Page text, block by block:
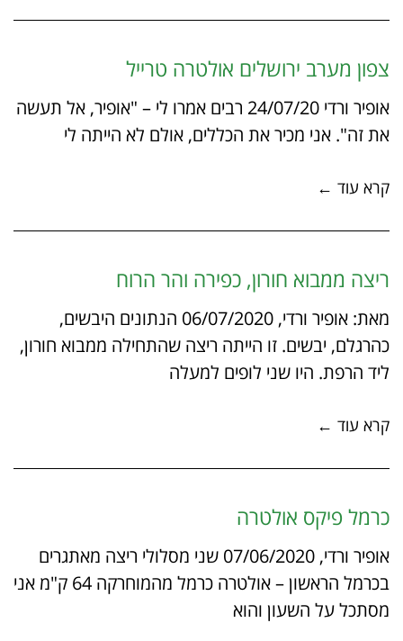
צפון מערב ירושלים אולטרה טרייל
אופיר ורדי 24/07/20 רבים אמרו לי – "אופיר, אל תעשה
את זה". אני מכיר את הכללים, אולם לא הייתה לי
קרא עוד ←
ריצה ממבוא חורון, כפירה והר הרוח
מאת: אופיר ורדי, 06/07/2020 הנתונים היבשים,
כהרגלם, יבשים. זו הייתה ריצה שהתחילה ממבוא חורון,
ליד הרפת. היו שני לופים למעלה
קרא עוד ←
כרמל פיקס אולטרה
אופיר ורדי, 07/06/2020 שני מסלולי ריצה מאתגרים
בכרמל הראשון – אולטרה כרמל מהמוחרקה 64 ק"מ אני
מסתכל על השעון והוא